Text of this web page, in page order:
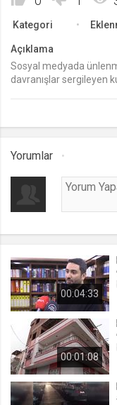
Kategori
Açıklama
Sosyal medyada
davranışlar sergileyen
TikTok yayınında
kazanmaya
Yorumlar
00:04:33
00:01:08